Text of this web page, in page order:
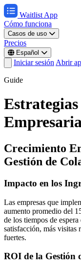
Waitlist App
Cómo funciona
Casos de uso
Precios
Español
Iniciar sesión Abrir
Guide
Crecimiento
Gestión de
Impacto en los
Las empresas que
aumento promedio del
de los tiempos de
satisfacción, más visitas
fuertes.
ROI de la Gestión